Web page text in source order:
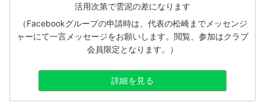
活用次第で雲泥の差になります
（Facebookグループの申請時は、代表の松崎までメッセンジ
ャーにて一言メッセージをお願いします。閲覧、参加はクラブ
会員限定となります。）
詳細を見る